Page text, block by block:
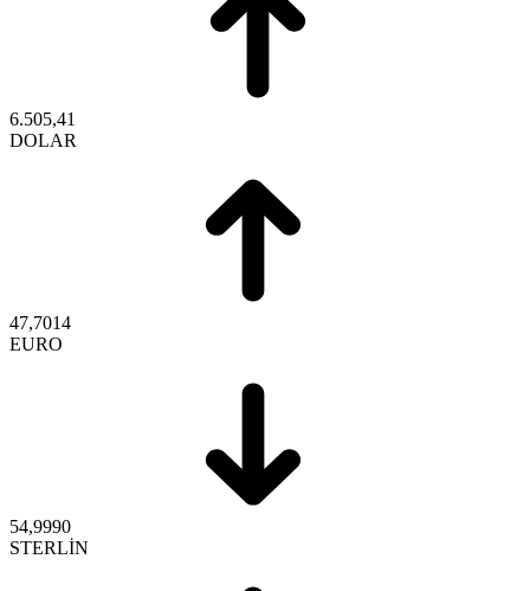
6.505,41
DOLAR
47,7014
EURO
54,9990
STERLİN